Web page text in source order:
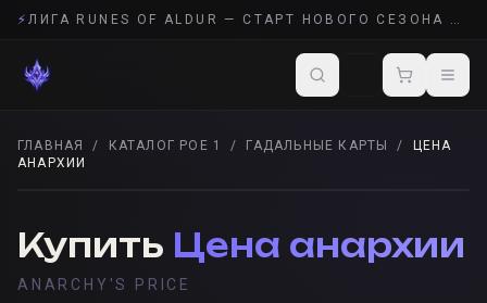
⚡ ЛИГА RUNES OF ALDUR — СТАРТ НОВОГО СЕЗОНА POE 2
ГЛАВНАЯ / КАТАЛОГ POE 1 / ГАДАЛЬНЫЕ КАРТЫ /
ЦЕНА
АНАРХИИ
Купить Цена анархии
ANARCHY'S PRICE